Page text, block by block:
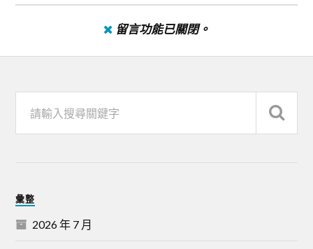
留言功能已關閉。
彙整
2026 年 7 月